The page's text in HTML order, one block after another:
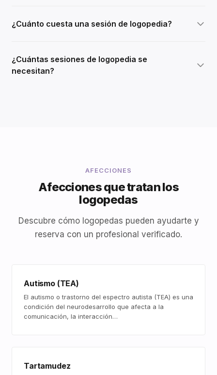
¿Cuánto cuesta una sesión de logopedia?
¿Cuántas sesiones de logopedia se
necesitan?
AFECCIONES
Afecciones que tratan los
logopedas
Descubre cómo logopedas pueden ayudarte y
reserva con un profesional verificado.
Autismo (TEA)
El autismo o trastorno del espectro autista (TEA) es una
condición del neurodesarrollo que afecta a la
comunicación, la interacción…
Tartamudez